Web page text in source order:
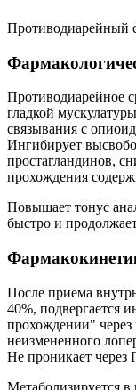
Противодиарейный
Противодиарейное
гладкой
связывания с
Ингибирует
простагландинов,
прохождения
Повышает тонус
быстро и
После приема
40%, подвергается
прохождении" через
неизмененного
Не проникает через
Метаболизируется в